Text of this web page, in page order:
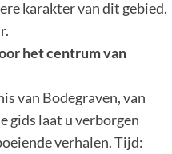
karakter van dit gebied.
het centrum van
van Bodegraven, van
gids laat u verborgen
verhalen. Tijd: